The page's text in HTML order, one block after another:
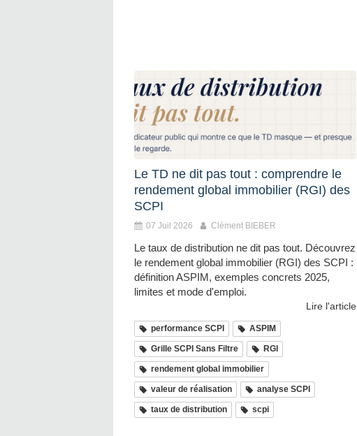
Le TD ne dit pas tout : comprendre le
rendement global immobilier (RGI) des
SCPI
07 Juil 2026 Clément BIEBER
Le taux de distribution ne dit pas tout. Découvrez
le rendement global immobilier (RGI) des SCPI :
définition ASPIM, exemples concrets 2025,
limites et mode d'emploi.
Lire l'article
performance SCPI ASPIM
Grille SCPI Sans Filtre RGI
rendement global immobilier
valeur de réalisation analyse SCPI
taux de distribution scpi